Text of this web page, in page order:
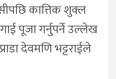
कात्तिक शुक्ल
पूजा गर्नुपर्ने उल्लेख
देवमणि भट्टराईले